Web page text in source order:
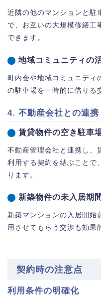
近隣の他のマンションと駐
で、お互いの大規模修繕工
できます。
地域コミュニティの
町内会や地域コミュニティ
の駐車場を一時的に借りる
4. 不動産会社との連携
賃貸物件の空き駐車
不動産管理会社と連携し、
利用する契約を結ぶことで
ります。
新築物件の未入居期
新築マンションの入居開始
用させてもらう交渉も効果
契約時の注意点
利用条件の明確化